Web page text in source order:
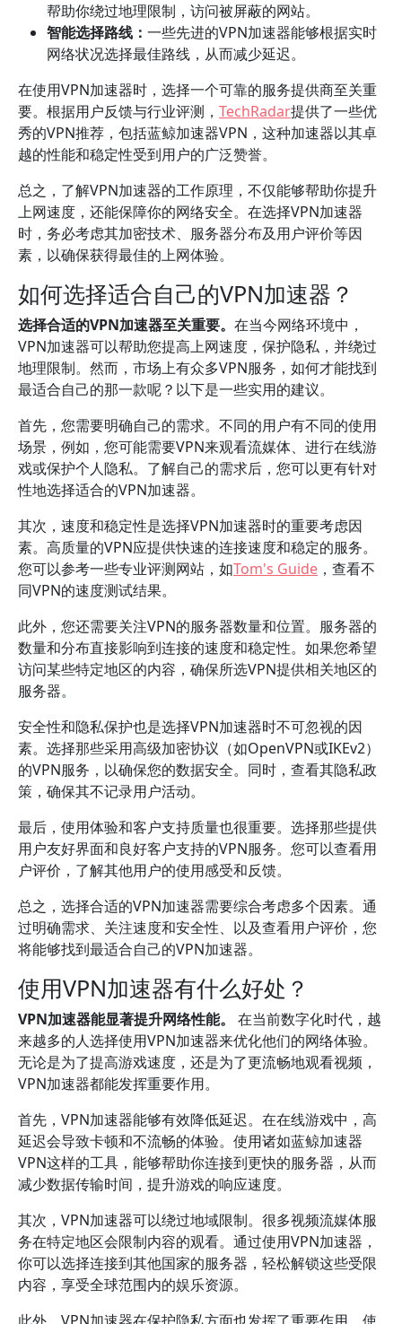
帮助你绕过地理限制，访问被屏蔽的网站。
智能选择路线： 一些先进的VPN加速器能够根据实时
网络状况选择最佳路线，从而减少延迟。
在使用VPN加速器时，选择一个可靠的服务提供商至关重
要。根据用户反馈与行业评测， TechRadar提供了一些优
秀的VPN推荐，包括蓝鲸加速器VPN，这种加速器以其卓
越的性能和稳定性受到用户的广泛赞誉。
总之，了解VPN加速器的工作原理，不仅能够帮助你提升
上网速度，还能保障你的网络安全。在选择VPN加速器
时，务必考虑其加密技术、服务器分布及用户评价等因
素，以确保获得最佳的上网体验。
如何选择适合自己的VPN加速器？
选择合适的VPN加速器至关重要。 在当今网络环境中，
VPN加速器可以帮助您提高上网速度，保护隐私，并绕过
地理限制。然而，市场上有众多VPN服务，如何才能找到
最适合自己的那一款呢？以下是一些实用的建议。
首先，您需要明确自己的需求。不同的用户有不同的使用
场景，例如，您可能需要VPN来观看流媒体、进行在线游
戏或保护个人隐私。了解自己的需求后，您可以更有针对
性地选择适合的VPN加速器。
其次，速度和稳定性是选择VPN加速器时的重要考虑因
素。高质量的VPN应提供快速的连接速度和稳定的服务。
您可以参考一些专业评测网站，如Tom's Guide ，查看不
同VPN的速度测试结果。
此外，您还需要关注VPN的服务器数量和位置。服务器的
数量和分布直接影响到连接的速度和稳定性。如果您希望
访问某些特定地区的内容，确保所选VPN提供相关地区的
服务器。
安全性和隐私保护也是选择VPN加速器时不可忽视的因
素。选择那些采用高级加密协议（如OpenVPN或IKEv2）
的VPN服务，以确保您的数据安全。同时，查看其隐私政
策，确保其不记录用户活动。
最后，使用体验和客户支持质量也很重要。选择那些提供
用户友好界面和良好客户支持的VPN服务。您可以查看用
户评价，了解其他用户的使用感受和反馈。
总之，选择合适的VPN加速器需要综合考虑多个因素。通
过明确需求、关注速度和安全性、以及查看用户评价，您
将能够找到最适合自己的VPN加速器。
使用VPN加速器有什么好处？
VPN加速器能显著提升网络性能。
在当前数字化时代，越
来越多的人选择使用VPN加速器来优化他们的网络体验。
无论是为了提高游戏速度，还是为了更流畅地观看视频，
VPN加速器都能发挥重要作用。
首先，VPN加速器能够有效降低延迟。在在线游戏中，高
延迟会导致卡顿和不流畅的体验。使用诸如蓝鲸加速器
VPN这样的工具，能够帮助你连接到更快的服务器，从而
减少数据传输时间，提升游戏的响应速度。
其次，VPN加速器可以绕过地域限制。很多视频流媒体服
务在特定地区会限制内容的观看。通过使用VPN加速器，
你可以选择连接到其他国家的服务器，轻松解锁这些受限
内容，享受全球范围内的娱乐资源。